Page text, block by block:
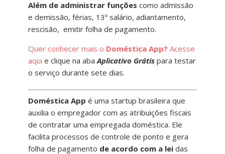
Além de administrar funções como admissão
e demissão, férias, 13º salário, adiantamento,
rescisão, emitir folha de pagamento.
Quer conhecer mais o Doméstica App? Acesse
aqui e clique na aba Aplicativo Grátispara testar
o serviço durante sete dias.
Doméstica App é uma startup brasileira que
auxilia o empregador com as atribuições fiscais
de contratar uma empregada doméstica. Ele
facilita processos de controle de ponto e gera
folha de pagamento de acordo com a leidas